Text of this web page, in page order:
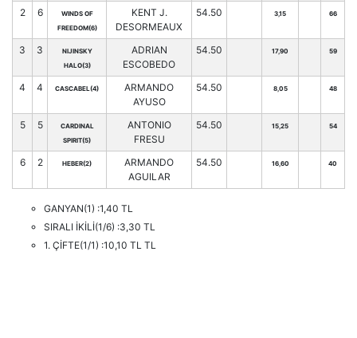
2 6
WINDS OF
FREEDOM(6)
KENT J.
DESORMEAUX
54.50 3,15 66
3 3
NIJINSKY
HALO(3)
ADRIAN
ESCOBEDO
54.50 17,90 59
4 4 CASCABEL(4)
ARMANDO
AYUSO
54.50 8,05 48
5 5
CARDINAL
SPIRIT(5)
ANTONIO
FRESU
54.50 15,25 54
6 2 HEBER(2)
ARMANDO
AGUILAR
54.50 16,60 40
GANYAN(1) :1,40 TL
SIRALI İKİLİ(1/6) :3,30 TL
1. ÇİFTE(1/1) :10,10 TL TL